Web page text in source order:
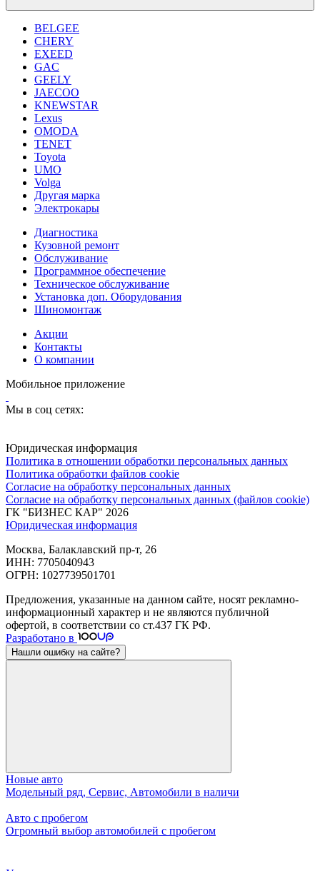
BELGEE
CHERY
EXEED
GAC
GEELY
JAECOO
KNEWSTAR
Lexus
OMODA
TENET
Toyota
UMO
Volga
Другая марка
Электрокары
Диагностика
Кузовной ремонт
Обслуживание
Программное обеспечение
Техническое обслуживание
Установка доп. Оборудования
Шиномонтаж
Акции
Контакты
О компании
Мобильное приложение
Мы в соц сетях:
Юридическая информация
Политика в отношении обработки персональных данных
Политика обработки файлов cookie
Согласие на обработку персональных данных
Согласие на обработку персональных данных (файлов cookie)
ГК "БИЗНЕС КАР" 2026
Юридическая информация
Москва, Балаклавский пр-т, 26
ИНН: 7705040943
ОГРН: 1027739501701
Предложения, указанные на данном сайте, носят рекламно-
информационный характер и не являются публичной
офертой, в соответствии со ст.437 ГК РФ.
Разработано в
Нашли ошибку на сайте?
Новые авто
Модельный ряд, Сервис, Автомобили в наличи
Авто с пробегом
Огромный выбор автомобилей с пробегом